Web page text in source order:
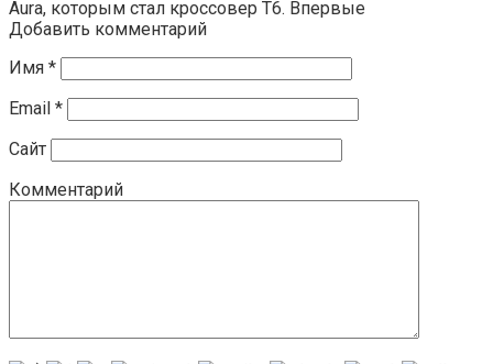
Aura, которым стал кроссовер T6. Впервые
Добавить комментарий
Имя *
Email *
Сайт
Комментарий